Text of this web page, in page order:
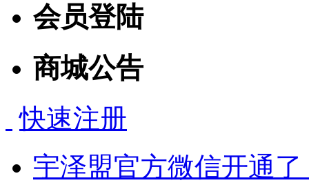
会员登陆
商城公告
快速注册
宇泽盟官方微信开通